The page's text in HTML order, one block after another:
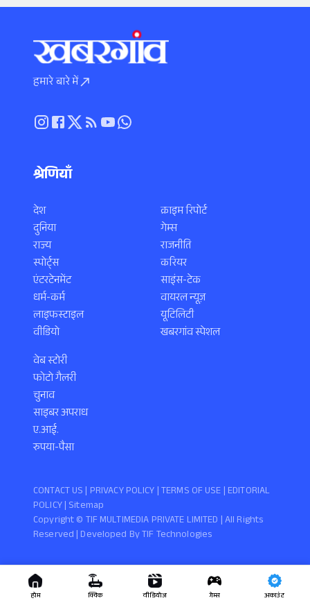
हमारे बारे में
श्रेणियाँ
देश
दुनिया
राज्य
स्पोर्ट्स
एंटरटेनमेंट
धर्म-कर्म
लाइफस्टाइल
वीडियो
क्राइम रिपोर्ट
गेम्स
राजनीति
करियर
साइंस-टेक
वायरल न्यूज़
यूटिलिटी
खबरगांव स्पेशल
वेब स्टोरी
फोटो गैलरी
चुनाव
साइबर अपराध
ए.आई.
रुपया-पैसा
Copyright ©️ TIF MULTIMEDIA PRIVATE LIMITED | All Rights
Reserved | Developed ByTIF Technologies
CONTACT US | PRIVACY POLICY |TERMS OF USE | EDITORIAL
POLICY| Sitemap
होम क्विक वीडियोज गेम्स अकाउंट